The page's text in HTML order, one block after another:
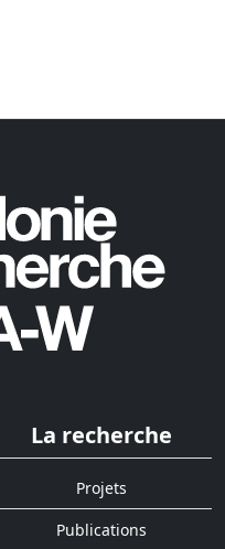
La recherche
Projets
Publications